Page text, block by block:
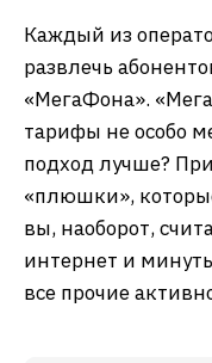
Каждый из
развлечь
«МегаФона».
тарифы не особо
подход лучше?
«плюшки»,
вы, наоборот,
интернет и
все прочие